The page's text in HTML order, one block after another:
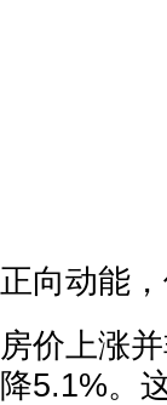
正向动能
房价上涨
降5.1%。